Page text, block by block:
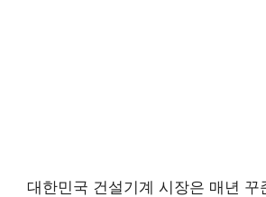
대한민국 건설기계 시장은 매년 꾸